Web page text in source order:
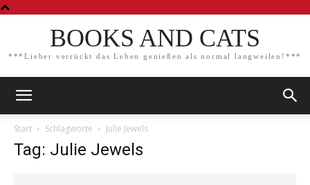
BOOKS AND CATS
***Lieber verrückt das Leben genießen als normal langweilen!***
Start Schlagworte Julie Jewels
Tag: Julie Jewels